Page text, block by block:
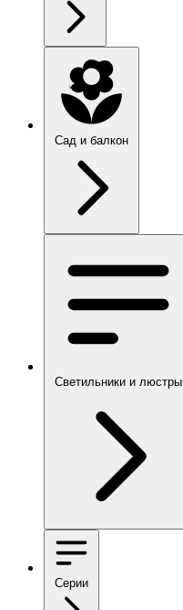
Сад и балкон
Светильники и люстры
Серии